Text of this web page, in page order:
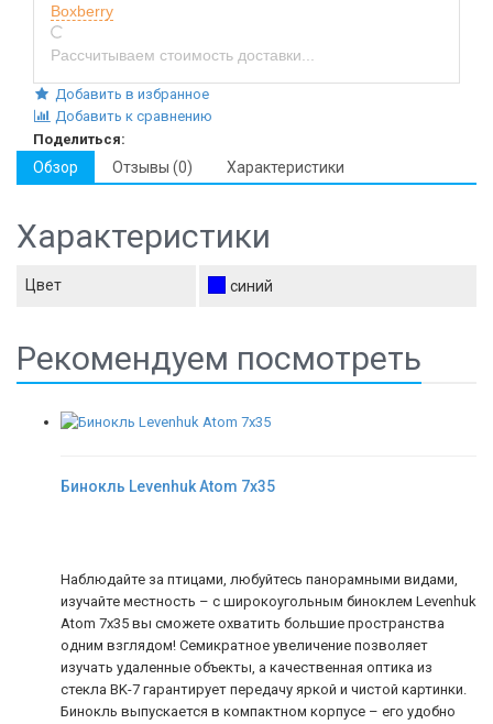
Boxberry
Рассчитываем стоимость доставки...
Добавить в избранное
Добавить к сравнению
Поделиться:
Обзор Отзывы (0) Характеристики
Характеристики
Цвет синий
Рекомендуем посмотреть
Бинокль Levenhuk Atom 7x35
Наблюдайте за птицами, любуйтесь панорамными видами,
изучайте местность – с широкоугольным биноклем Levenhuk
Atom 7x35 вы сможете охватить большие пространства
одним взглядом! Семикратное увеличение позволяет
изучать удаленные объекты, а качественная оптика из
стекла BK-7 гарантирует передачу яркой и чистой картинки.
Бинокль выпускается в компактном корпусе – его удобно